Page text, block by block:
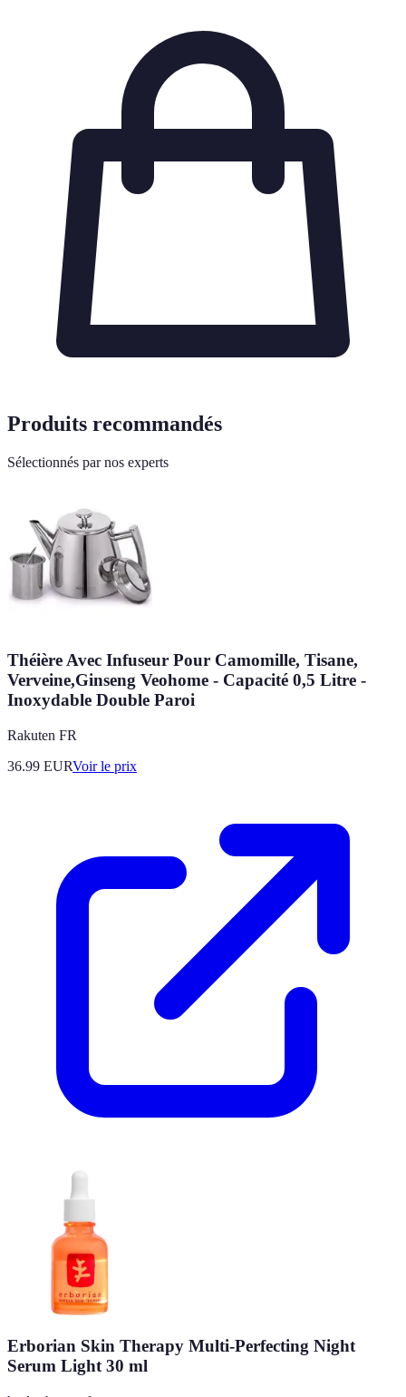
Produits recommandés
Sélectionnés par nos experts
Théière Avec Infuseur Pour Camomille, Tisane,
Verveine,Ginseng Veohome - Capacité 0,5 Litre -
Inoxydable Double Paroi
Rakuten FR
36.99 EURVoir le prix
Erborian Skin Therapy Multi-Perfecting Night
Serum Light 30 ml